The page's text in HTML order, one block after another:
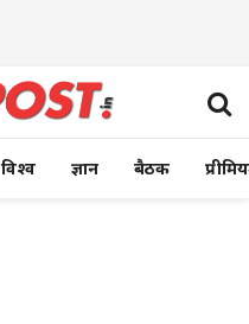
विश्व ज्ञान बैठक